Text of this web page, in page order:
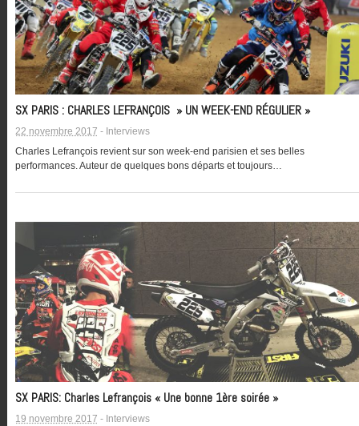
SX PARIS : CHARLES LEFRANÇOIS » UN WEEK-END RÉGULIER »
22 novembre 2017 - Interviews
Charles Lefrançois revient sur son week-end parisien et ses belles
performances. Auteur de quelques bons départs et toujours…
SX PARIS: Charles Lefrançois « Une bonne 1ère soirée »
19 novembre 2017 - Interviews